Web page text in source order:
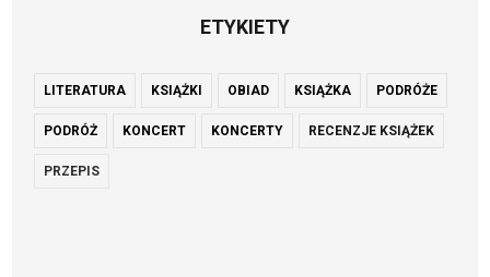
ETYKIETY
LITERATURA KSIĄŻKI OBIAD KSIĄŻKA PODRÓŻE
PODRÓŻ KONCERT KONCERTY RECENZJE KSIĄŻEK
PRZEPIS